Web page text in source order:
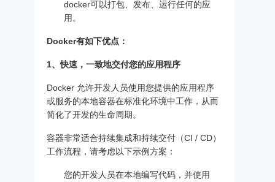
docker可以打包、发布、运行任何的应
用。
Docker有如下优点：
1、快速，一致地交付您的应用程序
Docker 允许开发人员使用您提供的应用程序
或服务的本地容器在标准化环境中工作，从而
简化了开发的生命周期。
容器非常适合持续集成和持续交付（CI / CD）
工作流程，请考虑以下示例方案：
您的开发人员在本地编写代码，并使用